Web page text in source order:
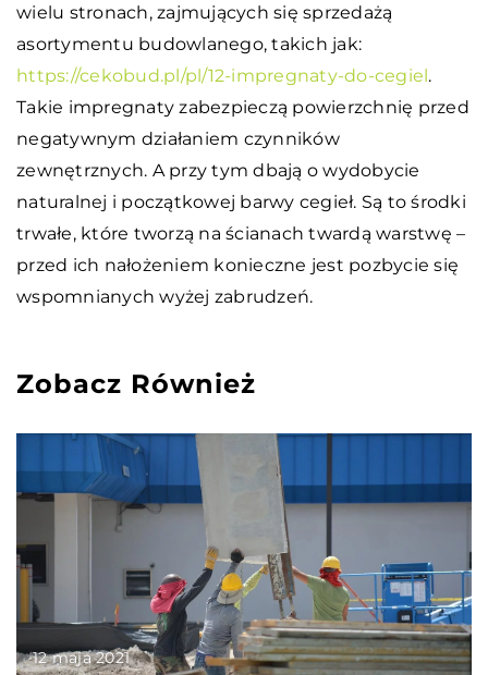
wielu stronach, zajmujących się sprzedażą
asortymentu budowlanego, takich jak:
https://cekobud.pl/pl/12-impregnaty-do-cegiel.
Takie impregnaty zabezpieczą powierzchnię przed
negatywnym działaniem czynników
zewnętrznych. A przy tym dbają o wydobycie
naturalnej i początkowej barwy cegieł. Są to środki
trwałe, które tworzą na ścianach twardą warstwę –
przed ich nałożeniem konieczne jest pozbycie się
wspomnianych wyżej zabrudzeń.
Zobacz Również
12 maja 2021